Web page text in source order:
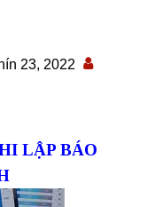
23, 2022
LẬP BÁO